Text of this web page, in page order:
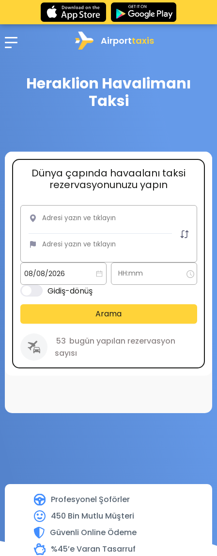
Airporttaxis
Heraklion Havalimanı
Taksi
Profesyonel Şoförler
450 Bin Mutlu Müşteri
Güvenli Online Ödeme
%45’e Varan Tasarruf
Dünya çapında havaalanı taksi
rezervasyonunuzu yapın
Gidiş-dönüş
Arama
53 bugün yapılan rezervasyon
sayısı